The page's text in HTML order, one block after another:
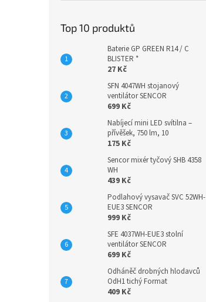
Top 10 produktů
Baterie GP GREEN R14 / C
BLISTER *
27 Kč
SFN 4047WH stojanový
ventilátor SENCOR
699 Kč
Nabíjecí mini LED svítilna –
přívěšek, 750 lm, 10
175 Kč
Sencor mixér tyčový SHB 4358
WH
439 Kč
Podlahový vysavač SVC 52WH-
EUE3 SENCOR
999 Kč
SFE 4037WH-EUE3 stolní
ventilátor SENCOR
699 Kč
Odháněč drobných hlodavců
OdH1 tichý Format
409 Kč